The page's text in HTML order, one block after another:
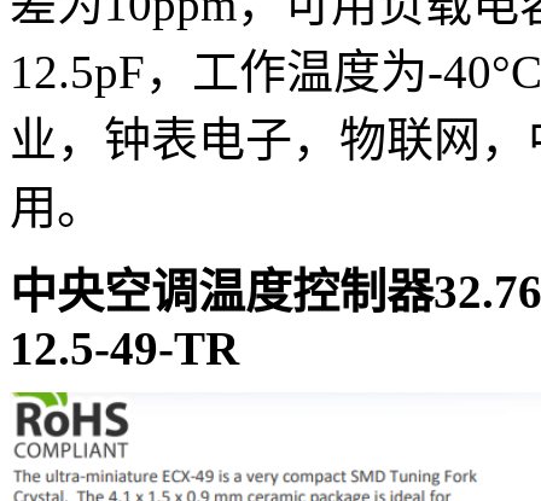
12.5pF，工作温度为-
业，钟表电子，物联网，
用。
中央空调温度控制器
12.5-49-TR